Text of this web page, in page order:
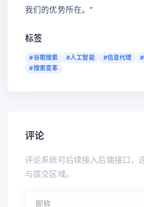
我们的优势所在。”
标签
#谷歌搜索 #人工智能 #信息代理
#搜索变革
评论
评论系统可后续接入后端接口，
与提交区域。